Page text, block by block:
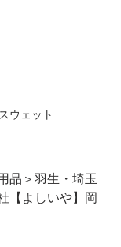
ウェット
品＞羽生・埼玉
【よしいや】岡